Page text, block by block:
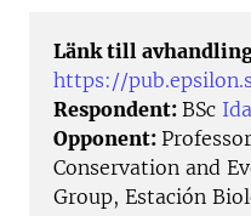
Länk till
https://
Respondent: BSc
Opponent:
Conservation and
Group, Estación